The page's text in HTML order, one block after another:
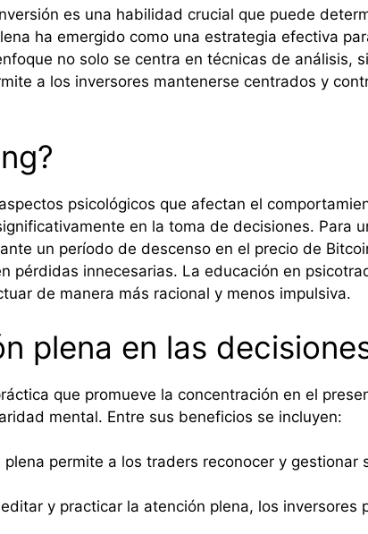
es una habilidad crucial que puede
ha emergido como una estrategia efectiva
no solo se centra en técnicas de análisis,
a los inversores mantenerse centrados y
psicológicos que afectan el
en la toma de decisiones. Para
un período de descenso en el precio de
pérdidas innecesarias. La educación en
de manera más racional y menos impulsiva.
plena en las
que promueve la concentración en el
mental. Entre sus beneficios se incluyen:
plena permite a los traders reconocer y
y practicar la atención plena, los